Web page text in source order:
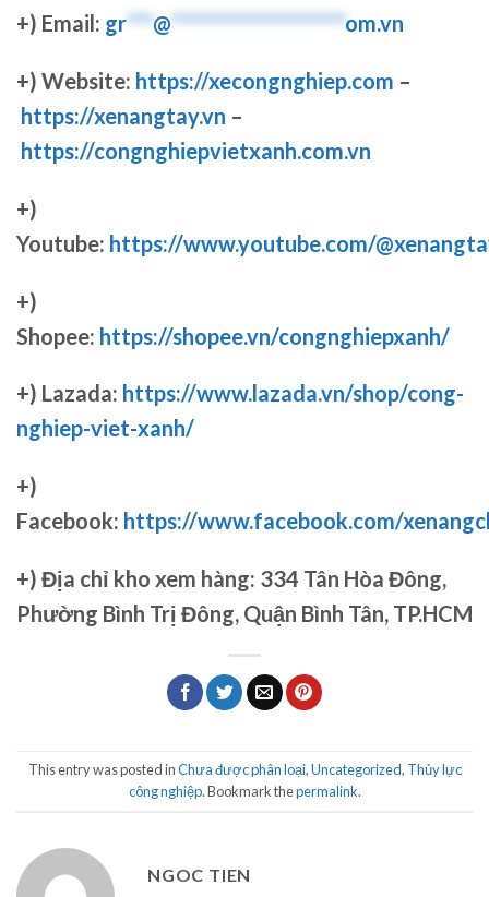
+) Email: gr***@********************om.vn
+) Website: https://xecongnghiep.com –
https://xenangtay.vn –
https://congnghiepvietxanh.com.vn
+)
Youtube: https://www.youtube.com/
+)
Shopee: https://shopee.vn/congnghiepxanh/
+) Lazada: https://www.lazada.vn/shop/cong-
nghiep-viet-xanh/
+)
Facebook: https://www.facebook.com/
+) Địa chỉ kho xem hàng: 334 Tân Hòa Đông,
Phường Bình Trị Đông, Quận Bình Tân, TP.HCM
This entry was posted inChưa được phân loại,Uncategorized, Thủy lực
công nghiệp. Bookmark thepermalink.
NGOC TIEN